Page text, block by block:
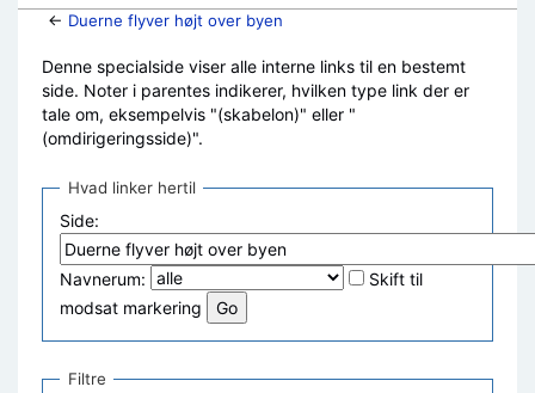
← Duerne flyver højt over byen
Denne specialside viser alle interne links til en bestemt
side. Noter i parentes indikerer, hvilken type link der er
tale om, eksempelvis "(skabelon)" eller "
(omdirigeringsside)".
Hvad linker hertil
Side:
Navnerum:
Skift til
modsat markering
Filtre